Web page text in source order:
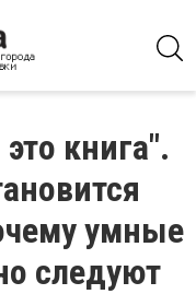
книга".
умные
следуют